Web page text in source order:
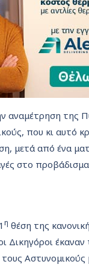
αναμέτρηση της
που κι αυτό
μετά από ένα
στο
η θέση της
Δικηγόροι
τους